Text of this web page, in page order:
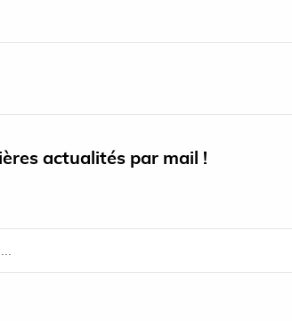
actualités par mail !